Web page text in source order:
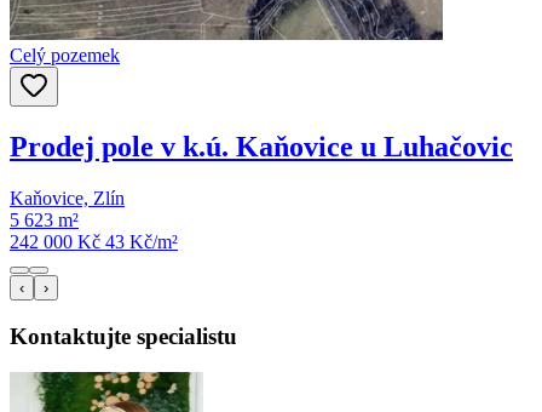
Celý pozemek
Prodej pole v k.ú. Kaňovice u Luhačovic
Kaňovice, Zlín
5 623 m²
242 000 Kč 43 Kč/m²
‹ ›
Kontaktujte specialistu